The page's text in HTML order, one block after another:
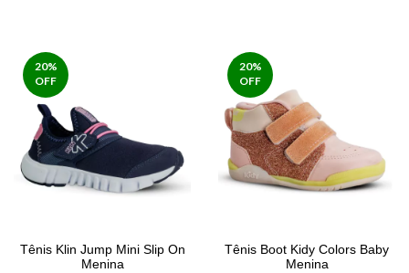
20%
OFF
Tênis Klin Jump Mini Slip On
Menina
20%
OFF
Tênis Boot Kidy Colors Baby
Menina